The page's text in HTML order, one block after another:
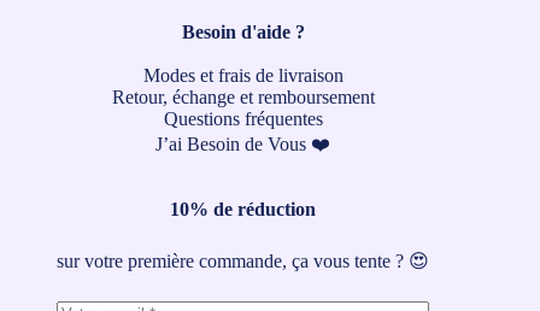
Besoin d'aide ?
Modes et frais de livraison
Retour, échange et remboursement
Questions fréquentes
J’ai Besoin de Vous ❤️
10% de réduction
sur votre première commande, ça vous tente ? 😍